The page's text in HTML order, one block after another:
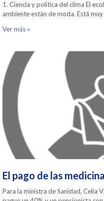
1. Ciencia y política del clima El
ambiente están de moda. Está
Ver más »
El pago de las
Para la ministra de Sanidad, Celia